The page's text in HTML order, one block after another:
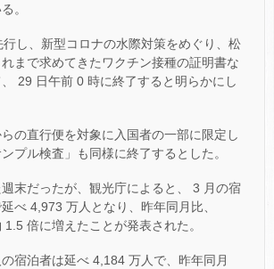
。
行し、新型コロナの水際対策をめぐり、松
まで求めてきたワクチン接種の証明書な
29 日午前 0 時に終了すると明らかにし
の直行便を対象に入国者の一部に限定し
プル検査」も同様に終了するとした。
末だったが、観光庁によると、 3 月の宿
べ 4,973 万人となり、昨年同月比、
倍に増えたことが発表された。
宿泊者は延べ 4,184 万人で、昨年同月